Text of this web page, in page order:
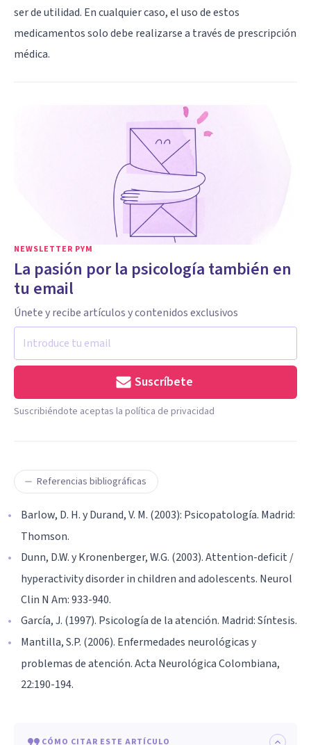
ser de utilidad. En cualquier caso, el uso de estos
medicamentos solo debe realizarse a través de prescripción
médica.
NEWSLETTER PYM
La pasión por la psicología también en
tu email
Únete y recibe artículos y contenidos exclusivos
Suscríbete
Suscribiéndote aceptas la política de privacidad
Referencias bibliográficas
Barlow, D. H. y Durand, V. M. (2003): Psicopatología. Madrid:
Thomson.
Dunn, D.W. y Kronenberger, W.G. (2003). Attention-deficit /
hyperactivity disorder in children and adolescents. Neurol
Clin N Am: 933-940.
García, J. (1997). Psicología de la atención. Madrid: Síntesis.
Mantilla, S.P. (2006). Enfermedades neurológicas y
problemas de atención. Acta Neurológica Colombiana,
22:190-194.
CÓMO CITAR ESTE ARTÍCULO